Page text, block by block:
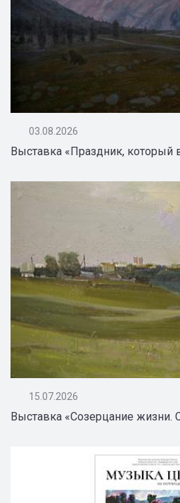
03.08.2026
Выставка «Праздник, который
15.07.2026
Выставка «Созерцание жизни.